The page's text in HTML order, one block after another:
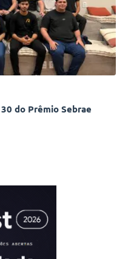
do Prêmio Sebrae